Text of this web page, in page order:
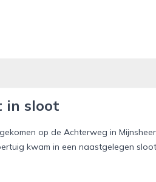
in sloot
op de Achterweg in
kwam in een naastgelegen